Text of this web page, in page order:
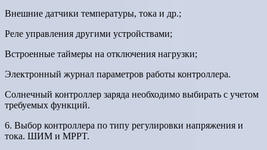
Внешние датчики температуры, тока и др.;
Реле управления другими устройствами;
Встроенные таймеры на отключения нагрузки;
Электронный журнал параметров работы контроллера.
Солнечный контроллер заряда необходимо выбирать с учетом
требуемых функций.
6. Выбор контроллера по типу регулировки напряжения и
тока. ШИМ и MPPT.